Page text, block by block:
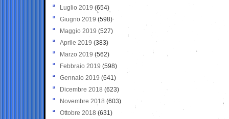
Luglio 2019 (654)
Giugno 2019 (598)
Maggio 2019 (527)
Aprile 2019 (383)
Marzo 2019 (562)
Febbraio 2019 (598)
Gennaio 2019 (641)
Dicembre 2018 (623)
Novembre 2018 (603)
Ottobre 2018 (631)